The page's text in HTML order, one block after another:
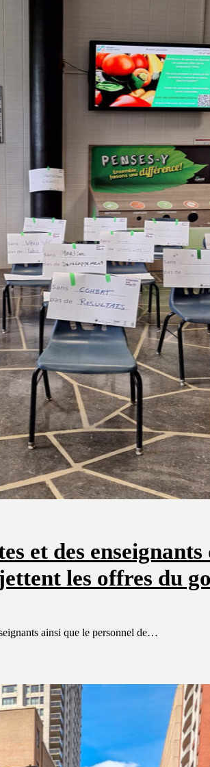
et des
les offres du
ainsi que le personnel de…